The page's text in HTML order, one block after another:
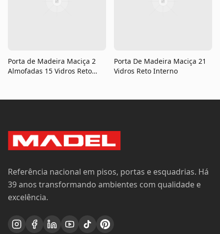
Porta de Madeira Maciça 2
Almofadas 15 Vidros Reto
Porta De Madeira Maciça 21
Vidros Reto Interno
Referência nacional em pisos, portas e esquadrias. Há
39 anos transformando ambientes com qualidade e
excelência.